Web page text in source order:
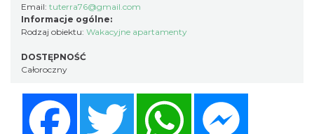
Email: tuterra76@gmail.com
Informacje ogólne:
Rodzaj obiektu: Wakacyjne apartamenty
DOSTĘPNOŚĆ
Całoroczny
Twitter WhatsApp